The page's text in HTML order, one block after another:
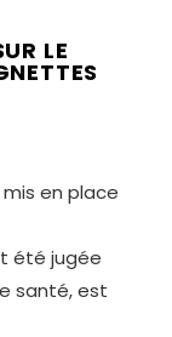
LE
en place
été jugée
santé, est